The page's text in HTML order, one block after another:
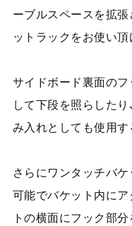
ーブルスペースを拡
ットラックをお使い頂
サイドボード裏面の
して下段を照らした
み入れとしても使用す
さらにワンタッチバ
可能でバケット内に
トの横面にフック部